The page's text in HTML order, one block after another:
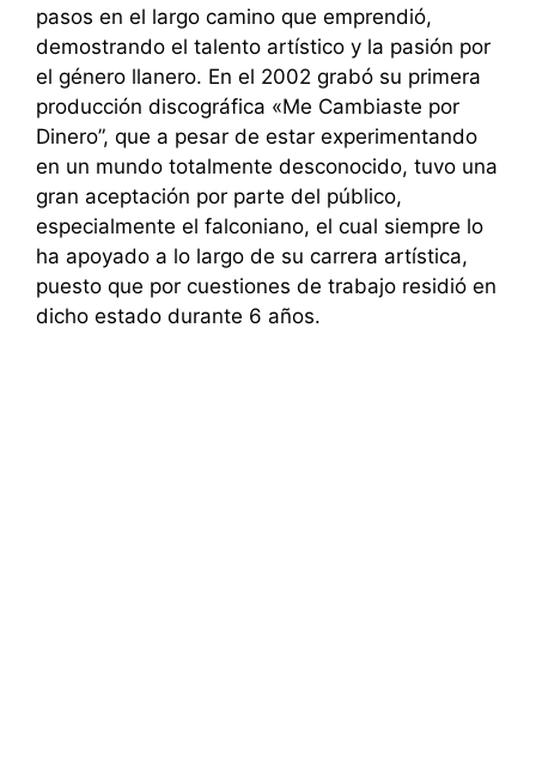
pasos en el largo camino que emprendió,
demostrando el talento artístico y la pasión por
el género llanero. En el 2002 grabó su primera
producción discográfica «Me Cambiaste por
Dinero”, que a pesar de estar experimentando
en un mundo totalmente desconocido, tuvo una
gran aceptación por parte del público,
especialmente el falconiano, el cual siempre lo
ha apoyado a lo largo de su carrera artística,
puesto que por cuestiones de trabajo residió en
dicho estado durante 6 años.